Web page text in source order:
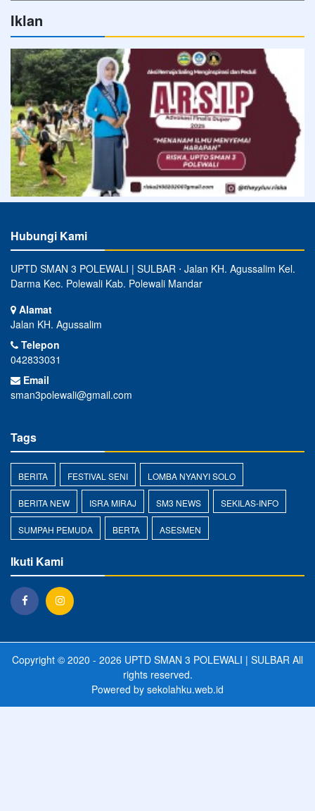
Iklan
Hubungi Kami
UPTD SMAN 3 POLEWALI | SULBAR ⋅ Jalan KH. Agussalim Kel.
Darma Kec. Polewali Kab. Polewali Mandar
Alamat
Jalan KH. Agussalim
Telepon
042833031
Email
sman3polewali@gmail.com
Tags
BERITA FESTIVAL SENI LOMBA NYANYI SOLO
BERITA NEW ISRA MIRAJ SM3 NEWS SEKILAS-INFO
SUMPAH PEMUDA BERTA ASESMEN
Ikuti Kami
Copyright © 2020 - 2026 UPTD SMAN 3 POLEWALI | SULBAR All
rights reserved.
Powered by sekolahku.web.id